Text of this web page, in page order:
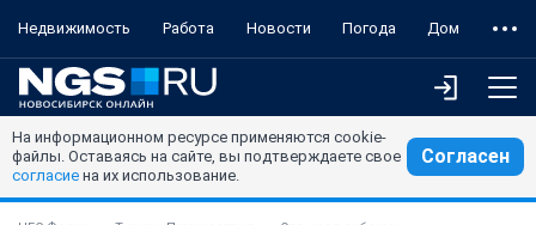
Недвижимость Работа Новости Погода Дом
На информационном ресурсе применяются cookie-
файлы. Оставаясь на сайте, вы подтверждаете свое
согласие на их использование.
Согласен